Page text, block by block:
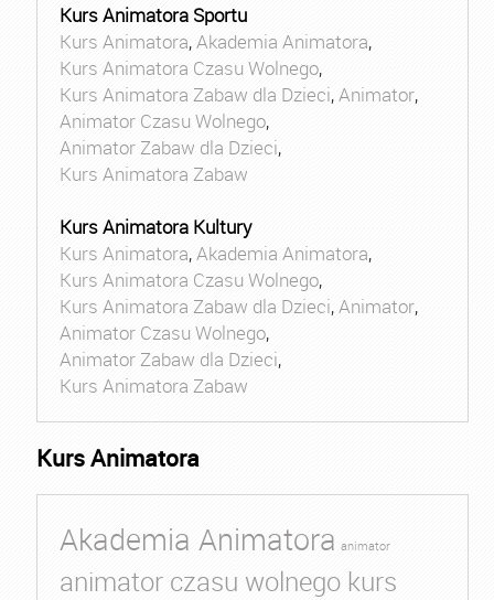
Kurs Animatora Sportu
Kurs Animatora,Akademia Animatora,
Kurs Animatora Czasu Wolnego,
Kurs Animatora Zabaw dla Dzieci,Animator,
Animator Czasu Wolnego,
Animator Zabaw dla Dzieci,
Kurs Animatora Zabaw
Kurs Animatora Kultury
Kurs Animatora,Akademia Animatora,
Kurs Animatora Czasu Wolnego,
Kurs Animatora Zabaw dla Dzieci,Animator,
Animator Czasu Wolnego,
Animator Zabaw dla Dzieci,
Kurs Animatora Zabaw
Kurs Animatora
Akademia Animatora animator
animator czasu wolnego kurs